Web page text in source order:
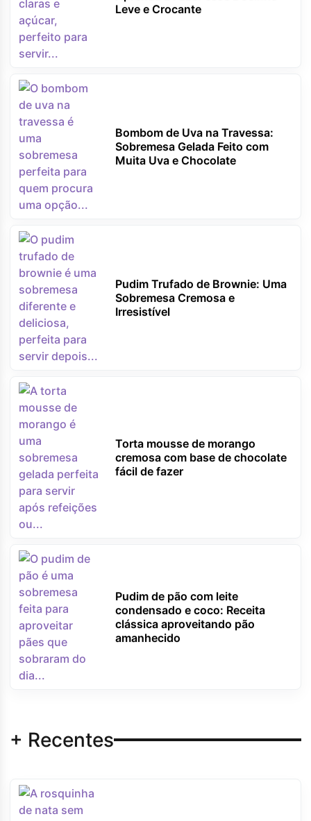
Leve e Crocante
Bombom de Uva na Travessa:
Sobremesa Gelada Feito com
Muita Uva e Chocolate
Pudim Trufado de Brownie: Uma
Sobremesa Cremosa e
Irresistível
Torta mousse de morango
cremosa com base de chocolate
fácil de fazer
Pudim de pão com leite
condensado e coco: Receita
clássica aproveitando pão
amanhecido
+ Recentes